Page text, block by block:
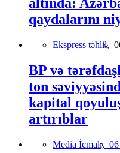
qaydalarını
Ekspress təhlil,
BP və
ton
kapital
artırıblar
Media İcmalı,